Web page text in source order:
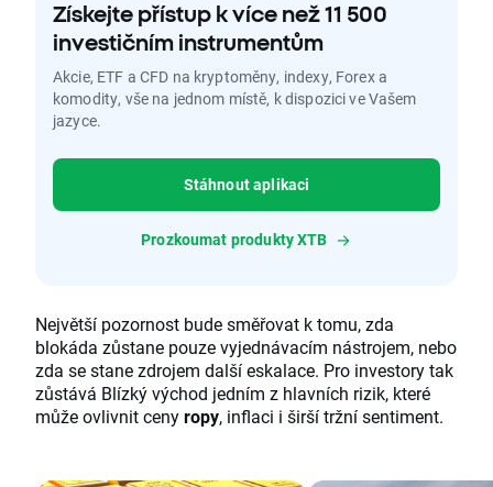
Získejte přístup k více než 11 500
investičním instrumentům
Akcie, ETF a CFD na kryptoměny, indexy, Forex a
komodity, vše na jednom místě, k dispozici ve Vašem
jazyce.
Stáhnout aplikaci
Prozkoumat produkty XTB
Největší pozornost bude směřovat k tomu, zda
blokáda zůstane pouze vyjednávacím nástrojem, nebo
zda se stane zdrojem další eskalace. Pro investory tak
zůstává Blízký východ jedním z hlavních rizik, které
může ovlivnit cenyropy, inflaci i širší tržní sentiment.